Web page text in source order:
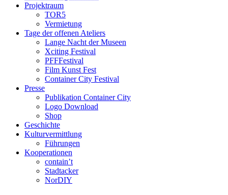
Projektraum
TOR5
Vermietung
Tage der offenen Ateliers
Lange Nacht der Museen
Xciting Festival
PFFFestival
Film Kunst Fest
Container City Festival
Presse
Publikation Container City
Logo Download
Shop
Geschichte
Kulturvermittlung
Führungen
Kooperationen
contain’t
Stadtacker
NorDIY